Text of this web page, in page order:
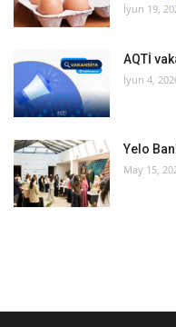
İyun 19,
AQTİ
İyun 4,
Yelo
May 15,